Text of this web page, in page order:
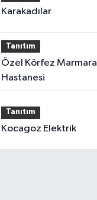
Karakadılar
Tanıtım
Özel Körfez Marmara
Hastanesi
Tanıtım
Kocagoz Elektrik